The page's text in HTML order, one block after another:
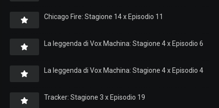
Chicago Fire: Stagione 14 x Episodio 11
La leggenda di Vox Machina: Stagione 4 x Episodio 6
La leggenda di Vox Machina: Stagione 4 x Episodio 4
Tracker: Stagione 3 x Episodio 19